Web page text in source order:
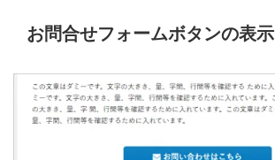
お問合せフォームボタンの表示